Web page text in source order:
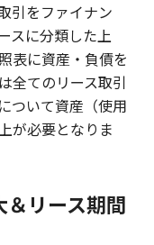
引をファイナン
スに分類した上
表に資産・負債を
全てのリース取引
ついて資産（使用
が必要となりま
＆リース期間